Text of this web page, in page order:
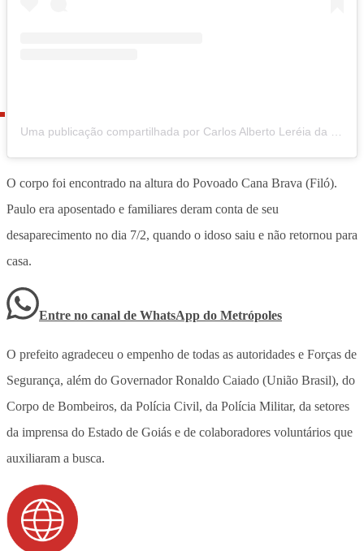
O corpo foi encontrado na altura do Povoado Cana Brava (Filó).
Paulo era aposentado e familiares deram conta de seu
desaparecimento no dia 7/2, quando o idoso saiu e não retornou para
casa.
Entre no canal de WhatsApp do Metrópoles
O prefeito agradeceu o empenho de todas as autoridades e Forças de
Segurança, além do Governador Ronaldo Caiado (União Brasil), do
Corpo de Bombeiros, da Polícia Civil, da Polícia Militar, da setores
da imprensa do Estado de Goiás e de colaboradores voluntários que
auxiliaram a busca.